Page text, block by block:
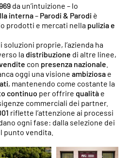
da un’intuizione – lo
interna– Parodi & Parodi è
prodotti e mercati nella pulizia e
proprie, l’azienda ha
la distribuzione di altre linee,
con presenza nazionale
oggi una visioneambiziosa e
, mantenendo come costante la
continuo per offrire qualità e
commerciali dei partner.
riflette l’attenzione ai processi
ogni fase: dalla selezione dei
punto vendita.